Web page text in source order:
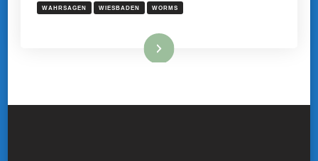
WAHRSAGEN WIESBADEN WORMS
Mehr hier ...